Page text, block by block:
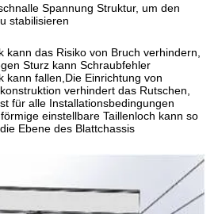
Spannung Struktur, um den
stabilisieren
kann das Risiko von Bruch verhindern,
Sturz kann Schraubfehler
kann fallen,Die Einrichtung von
verhindert das Rutschen,
für alle Installationsbedingungen
einstellbare Taillenloch kann so
Ebene des Blattchassis